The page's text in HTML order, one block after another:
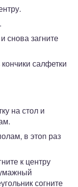
снова загните
салфетки
на стол и
в этоn раз
к центру
согните